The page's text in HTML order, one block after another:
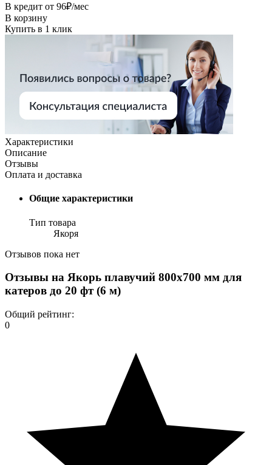
В кредит от 96₽/мес
В корзину
Купить в 1 клик
Характеристики
Описание
Отзывы
Оплата и доставка
Общие характеристики
Тип товара
Якоря
Отзывов пока нет
Отзывы на Якорь плавучий 800х700 мм для
катеров до 20 фт (6 м)
Общий рейтинг:
0